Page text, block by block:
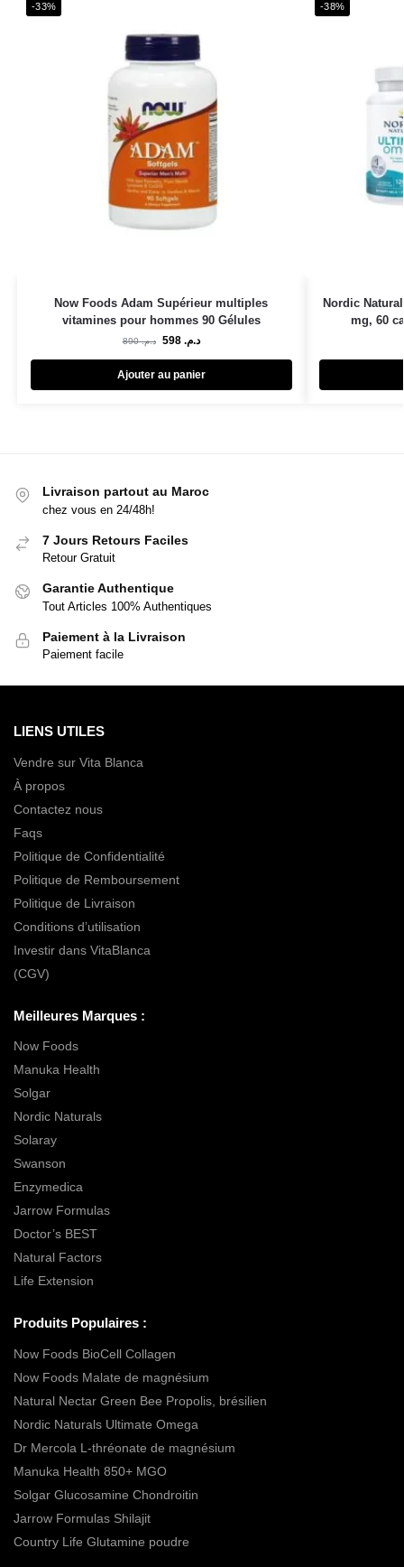
-33%
Now Foods Adam Supérieur multiples
vitamines pour hommes 90 Gélules
د.م.890 د.م. 598
Ajouter au panier
-38%
Nordic
mg, 60
Livraison partout au Maroc
chez vous en 24/48h!
7 Jours Retours Faciles
Retour Gratuit
Garantie Authentique
Tout Articles 100% Authentiques
Paiement à la Livraison
Paiement facile
LIENS UTILES
Vendre sur Vita Blanca
À propos
Contactez nous
Faqs
Politique de Confidentialité
Politique de Remboursement
Politique de Livraison
Conditions d’utilisation
Investir dans VitaBlanca
(CGV)
Meilleures Marques :
Now Foods
Manuka Health
Solgar
Nordic Naturals
Solaray
Swanson
Enzymedica
Jarrow Formulas
Doctor’s BEST
Natural Factors
Life Extension
Produits Populaires :
Now Foods BioCell Collagen
Now Foods Malate de magnésium
Natural Nectar Green Bee Propolis, brésilien
Nordic Naturals Ultimate Omega
Dr Mercola L-thréonate de magnésium
Manuka Health 850+ MGO
Solgar Glucosamine Chondroitin
Jarrow Formulas Shilajit
Country Life Glutamine poudre